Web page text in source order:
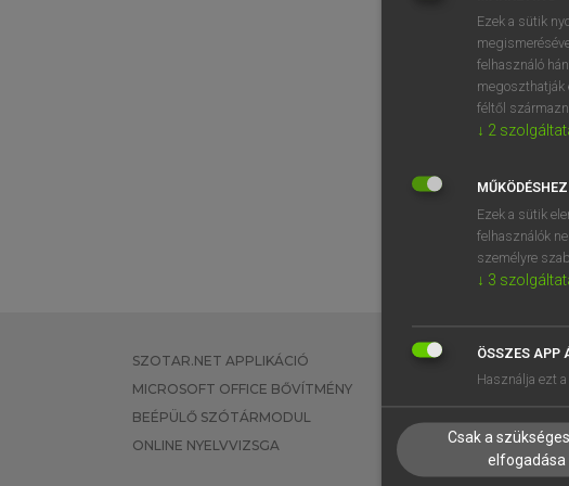
SZOTAR.NET APPLIKÁCIÓ
MICROSOFT OFFICE BŐVÍTMÉNY
BEÉPÜLŐ SZÓTÁRMODUL
ONLINE NYELVVIZSGA
EGYÉNI
TANULÓKNAK
VÁLLALATI MEGOLDÁSOK
Ezek a sütik
felhasználó
megoszthatják
féltől
↓ 2
Ezek a sütik
felhasználók
személyre
↓ 3
ÖSSZES APP
Használja ezt
Csak a
elfogadása